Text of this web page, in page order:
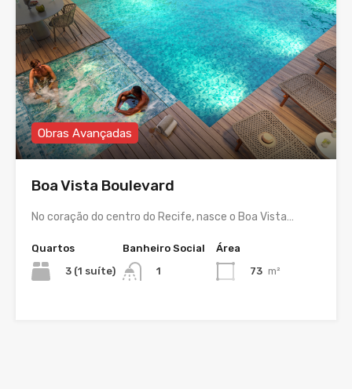
Obras Avançadas
Boa Vista Boulevard
No coração do centro do Recife, nasce o Boa Vista…
Quartos
3 (1 suíte)
Banheiro Social
1
Área
73 m²